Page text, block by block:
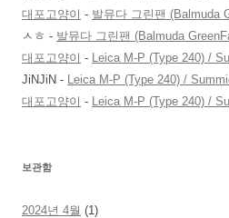
대포고양이 - 발뮤다 그린팬 (Balmuda
ㅅㅎ - 발뮤다 그린팬 (Balmuda
대포고양이 -
Leica M-P (Type 240) /
JiNJiN -
Leica M-P (Type 240) /
대포고양이 - Leica M-P (Type 240) /
보관함
2024년 4월 (1)